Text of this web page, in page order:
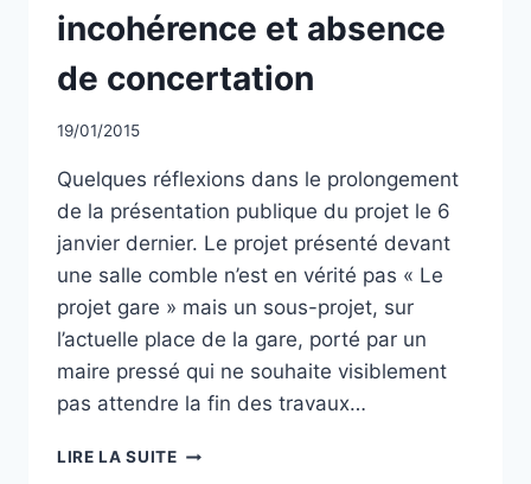
incohérence et absence
de concertation
Par
19/01/2015
Quelques réflexions dans le prolongement
de la présentation publique du projet le 6
janvier dernier. Le projet présenté devant
une salle comble n’est en vérité pas « Le
projet gare » mais un sous-projet, sur
l’actuelle place de la gare, porté par un
maire pressé qui ne souhaite visiblement
pas attendre la fin des travaux…
LIRE LA SUITELE